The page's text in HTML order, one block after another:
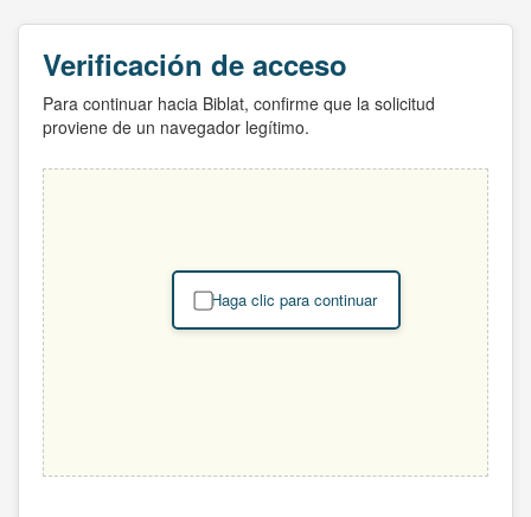
Verificación de acceso
Para continuar hacia Biblat, confirme que la solicitud
proviene de un navegador legítimo.
Haga clic para continuar